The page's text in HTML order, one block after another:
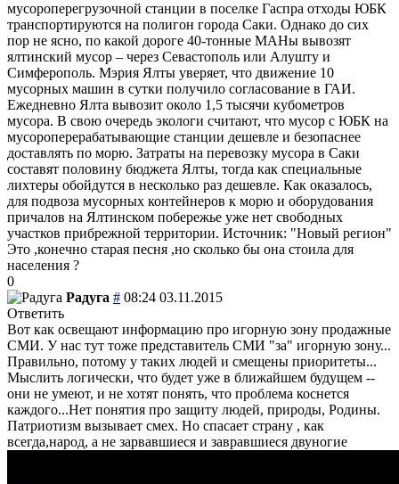
мусороперегрузочной станции в поселке Гаспра отходы ЮБК
транспортируются на полигон города Саки. Однако до сих
пор не ясно, по какой дороге 40-тонные МАНы вывозят
ялтинский мусор – через Севастополь или Алушту и
Симферополь. Мэрия Ялты уверяет, что движение 10
мусорных машин в сутки получило согласование в ГАИ.
Ежедневно Ялта вывозит около 1,5 тысячи кубометров
мусора. В свою очередь экологи считают, что мусор с ЮБК на
мусороперерабатывающие станции дешевле и безопаснее
доставлять по морю. Затраты на перевозку мусора в Саки
составят половину бюджета Ялты, тогда как специальные
лихтеры обойдутся в несколько раз дешевле. Как оказалось,
для подвоза мусорных контейнеров к морю и оборудования
причалов на Ялтинском побережье уже нет свободных
участков прибрежной территории. Источник: "Новый регион"
Это ,конечно старая песня ,но сколько бы она стоила для
населения ?
0
Радуга # 08:24 03.11.2015
Ответить
Вот как освещают информацию про игорную зону продажные
СМИ. У нас тут тоже представитель СМИ "за" игорную зону...
Правильно, потому у таких людей и смещены приоритеты...
Мыслить логически, что будет уже в ближайшем будущем --
они не умеют, и не хотят понять, что проблема коснется
каждого...Нет понятия про защиту людей, природы, Родины.
Патриотизм вызывает смех. Но спасает страну , как
всегда,народ, а не зарвавшиеся и завравшиеся двуногие